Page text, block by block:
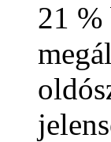
21 %